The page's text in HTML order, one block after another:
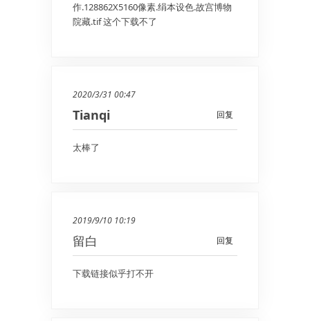
作.128862X5160像素.绢本设色.故宫博物
院藏.tif 这个下载不了
2020/3/31 00:47
回复
Tianqi
太棒了
2019/9/10 10:19
回复
留白
下载链接似乎打不开